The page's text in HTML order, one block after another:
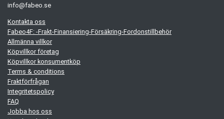
info@fabeo.se
Kontakta oss
Fabeo4F: -Frakt-Finansiering-Försäkring-Fordonstillbehör
Allmänna villkor
Köpvillkor företag
Köpvillkor konsumentköp
Terms & conditions
Fraktförfrågan
Integritetspolicy
FAQ
Jobba hos oss